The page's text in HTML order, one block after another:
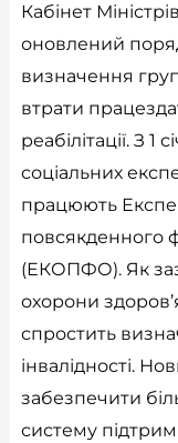
Кабінет
оновлений
визначення
втрати
реабілітації. З
соціальних
працюють
повсякденного
(ЕКОПФО). Як
охорони
спростить
інвалідності.
забезпечити
систему